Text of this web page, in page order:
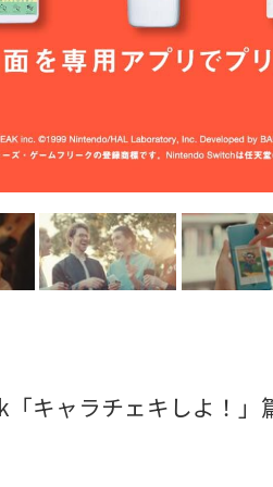
キャラチェキしよ！」